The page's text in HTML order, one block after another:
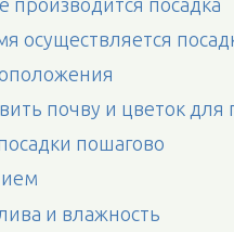
производится посадка
осуществляется
почву и цветок для
пошагово
и влажность